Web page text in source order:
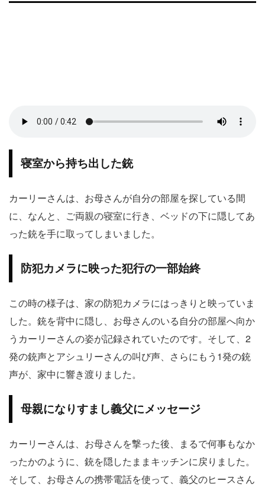
寝室から持ち出した銃
カーリーさんは、お母さんが自分の部屋を探している間
に、なんと、ご両親の寝室に行き、ベッドの下に隠してあ
った銃を手に取ってしまいました。
防犯カメラに映った犯行の一部始終
この時の様子は、家の防犯カメラにはっきりと映っていま
した。銃を背中に隠し、お母さんのいる自分の部屋へ向か
うカーリーさんの姿が記録されていたのです。そして、2
発の銃声とアシュリーさんの叫び声、さらにもう1発の銃
声が、家中に響き渡りました。
母親になりすまし義父にメッセージ
カーリーさんは、お母さんを撃った後、まるで何事もなか
ったかのように、銃を隠したままキッチンに戻りました。
そして、お母さんの携帯電話を使って、義父のヒースさん